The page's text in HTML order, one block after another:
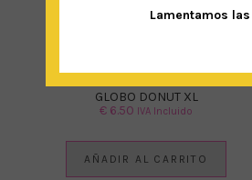
GLOBO DONUT XL
€ 6.50 IVA Incluido
AÑADIR AL CARRITO
Lamentamos